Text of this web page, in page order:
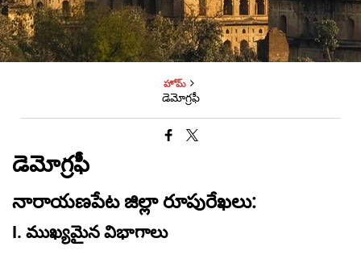
హోమ్
డెమోగ్రఫీ
డెమోగ్రఫీ
నారాయణపేట జిల్లా రూపురేఖలు:
I. ముఖ్యమైన విభాగాలు